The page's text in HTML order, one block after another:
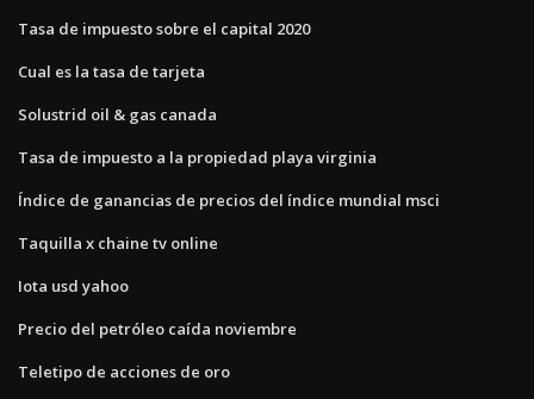
Tasa de impuesto sobre el capital 2020
Cual es la tasa de tarjeta
Solustrid oil & gas canada
Tasa de impuesto a la propiedad playa virginia
Índice de ganancias de precios del índice mundial msci
Taquilla x chaine tv online
Iota usd yahoo
Precio del petróleo caída noviembre
Teletipo de acciones de oro